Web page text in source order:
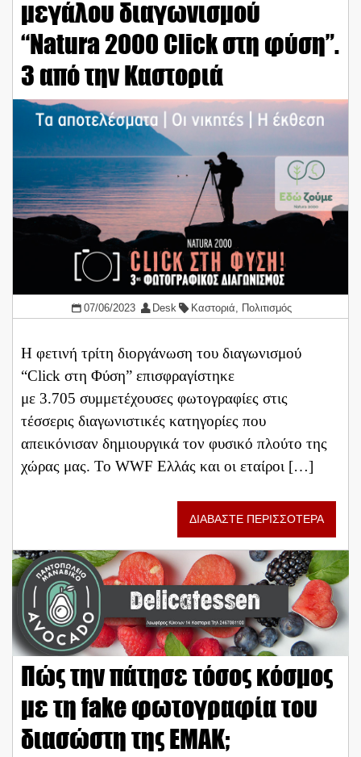
μεγάλου διαγωνισμού
“Natura 2000 Click στη φύση”.
3 από την Καστοριά
07/06/2023 Desk Καστοριά Πολιτισμός
Η φετινή τρίτη διοργάνωση του διαγωνισμού
“Click στη Φύση” επισφραγίστηκε
με 3.705 συμμετέχουσες φωτογραφίες στις
τέσσερις διαγωνιστικές κατηγορίες που
απεικόνισαν δημιουργικά τον φυσικό πλούτο της
χώρας μας. Το WWF Eλλάς και οι εταίροι […]
ΔΙΑΒΑΣΤΕ ΠΕΡΙΣΣΟΤΕΡΑ
Πώς την πάτησε τόσος κόσμος
με τη fake φωτογραφία του
διασώστη της ΕΜΑΚ;